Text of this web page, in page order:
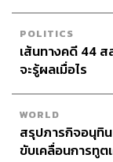
POLITICS
เส้นทางคดี 44
จะรู้ผลเมื่อไร
WORLD
สรุปภารกิจอนุทิ
ขับเคลื่อนการทูต